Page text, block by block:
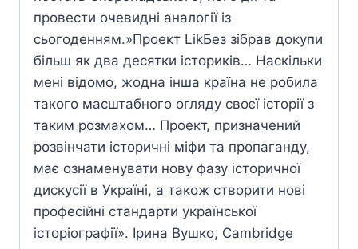
провести очевидні аналогії із
сьогоденням.»Проект LikБез зібрав докупи
більш як два десятки істориків… Наскільки
мені відомо, жодна інша країна не робила
такого масштабного огляду своєї історії з
таким розмахом… Проект, призначений
розвінчати історичні міфи та пропаганду,
має ознаменувати нову фазу історичної
дискусії в Україні, а також створити нові
професійні стандарти української
історіографії». Ірина Вушко, Cambridge